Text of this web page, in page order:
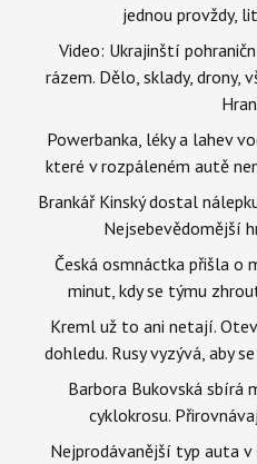
jednou provždy,
Video: Ukrajinští
rázem. Dělo, sklady, drony,
Powerbanka, léky a lahev
které v rozpáleném autě
Brankář Kinský dostal
Nejsebevědomější
Česká osmnáctka přišla o
minut, kdy se týmu
Kreml už to ani netají.
dohledu. Rusy vyzývá, aby
Barbora Bukovská sbírá
cyklokrosu.
Nejprodávanější typ auta v